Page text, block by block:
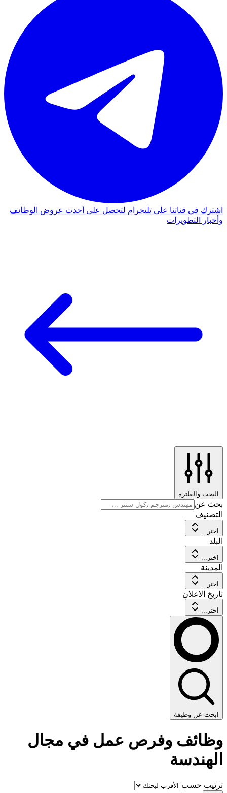
اشترك في قناتنا على تليجرام لتحصل على أحدث عروض الوظائف
وأخبار التطويرات
البحث والفلترة
بحث عن
التصنيف
اختر...
البلد
اختر...
المدينة
اختر...
تاريخ الاعلان
اختر...
ابحث عن وظيفة
وظائف وفرص عمل في مجال
الهندسة
ترتيب حسب